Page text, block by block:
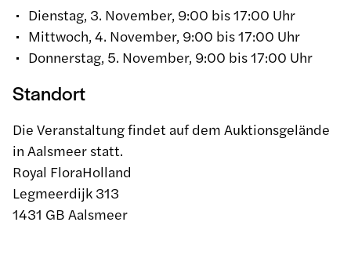
ds
En
sh
De
uts
Dienstag, 3. November, 9:00 bis 17:00 Uhr
Mittwoch, 4. November, 9:00 bis 17:00 Uhr
Donnerstag, 5. November, 9:00 bis 17:00 Uhr
Standort
Die Veranstaltung findet auf dem Auktionsgelände
in Aalsmeer statt.
Royal FloraHolland
Legmeerdijk 313
1431 GB Aalsmeer